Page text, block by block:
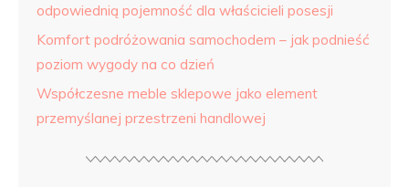
odpowiednią pojemność dla właścicieli posesji
Komfort podróżowania samochodem – jak podnieść
poziom wygody na co dzień
Współczesne meble sklepowe jako element
przemyślanej przestrzeni handlowej